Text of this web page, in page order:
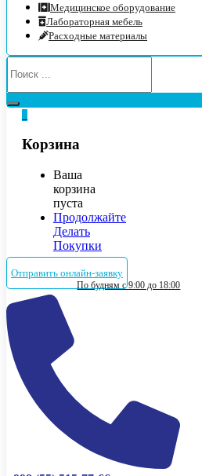
Медицинское оборудование
Лабораторная мебель
Расходные материалы
Корзина
Ваша
корзина
пуста
Продолжайте
Делать
Покупки
Отправить онлайн-заявку
По будням с 9:00 до 18:00